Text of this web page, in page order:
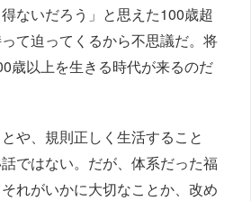
ないだろう」と思えた100歳超
て迫ってくるから不思議だ。将
歳以上を生きる時代が来るのだ
や、規則正しく生活すること
ではない。だが、体系だった福
れがいかに大切なことか、改め